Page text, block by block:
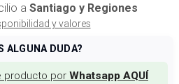
a Santiago y Regiones
y valores
ALGUNA DUDA?
producto por Whatsapp AQUÍ